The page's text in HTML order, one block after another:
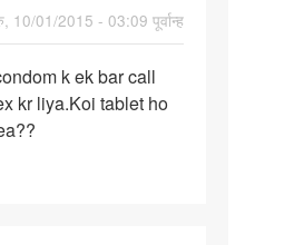
10/01/2015 - 03:09 पूर्वान्ह
k ek bar call
kr liya.Koi tablet ho